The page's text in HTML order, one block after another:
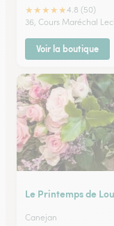
★★★★★4.8 (50)
36, Cours Maréchal
Voir la boutique
Le Printemps de
Canejan